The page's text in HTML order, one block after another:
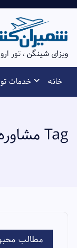
S
o
ویزای شینگن ، تور
خانه خدمات
Tag مشاوره ویزا هوش مصنوعی
مطالب